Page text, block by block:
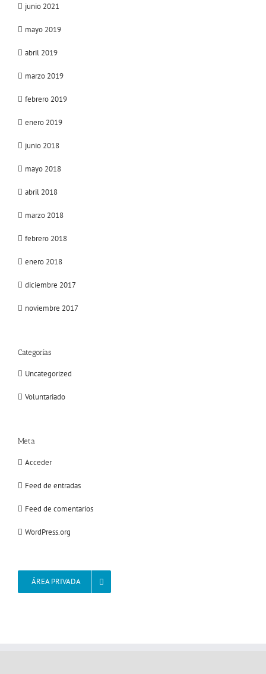
junio 2021
mayo 2019
abril 2019
marzo 2019
febrero 2019
enero 2019
junio 2018
mayo 2018
abril 2018
marzo 2018
febrero 2018
enero 2018
diciembre 2017
noviembre 2017
Categorías
Uncategorized
Voluntariado
Meta
Acceder
Feed de entradas
Feed de comentarios
WordPress.org
ÁREA PRIVADA